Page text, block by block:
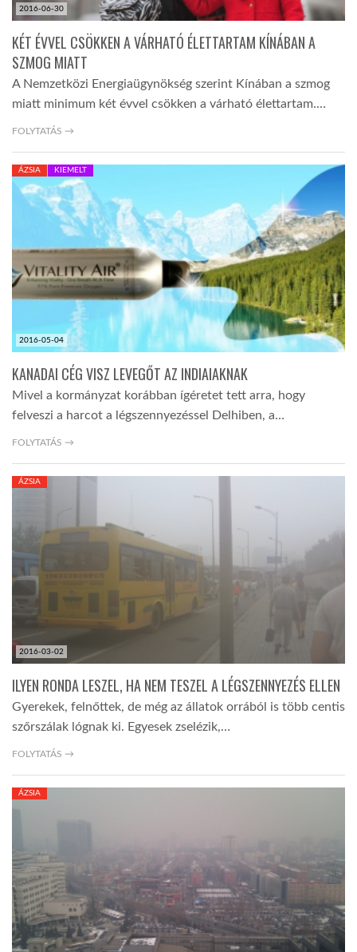
2016-06-30
KÉT ÉVVEL CSÖKKEN A VÁRHATÓ ÉLETTARTAM KÍNÁBAN A
SZMOG MIATT
A Nemzetközi Energiaügynökség szerint Kínában a szmog
miatt minimum két évvel csökken a várható élettartam.…
FOLYTATÁS →
2016-05-04
ÁZSIA KIEMELT
KANADAI CÉG VISZ LEVEGŐT AZ INDIAIAKNAK
Mivel a kormányzat korábban ígéretet tett arra, hogy
felveszi a harcot a légszennyezéssel Delhiben, a…
FOLYTATÁS →
2016-03-02
ÁZSIA
ILYEN RONDA LESZEL, HA NEM TESZEL A LÉGSZENNYEZÉS ELLEN
Gyerekek, felnőttek, de még az állatok orrából is több centis
szőrszálak lógnak ki. Egyesek zselézik,…
FOLYTATÁS →
ÁZSIA